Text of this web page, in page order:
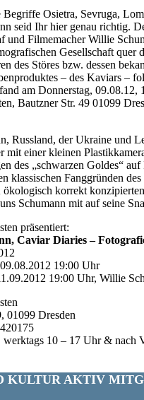
Begriffe Osietra, Sevruga,
seid Ihr hier genau richtig.
und Filmemacher Willie
Gesellschaft quer
des Störes bzw. dessen
– des Kaviars –
am Donnerstag, 09.08.12,
Bautzner Str. 49 01099
Russland, der Ukraine und
mit einer kleinen
des „schwarzen Goldes“
klassischen Fanggründen
ökologisch korrekt
Schumann mit auf seine
präsentiert:
Caviar Diaries –
19:00 Uhr
19:00 Uhr, Willie
01099 Dresden
werktags 10 – 17 Uhr & nach
KULTUR AKTIV